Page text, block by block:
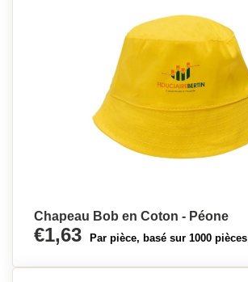
Chapeau Bob en Coton - Péone
€1,63 Par pièce, basé sur 1000 pièces